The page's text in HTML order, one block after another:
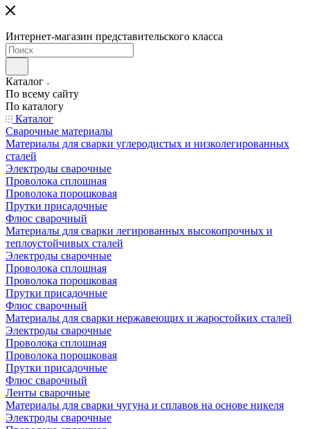
Интернет-магазин представительского класса
Каталог
По всему сайту
По каталогу
Каталог
Сварочные материалы
Материалы для сварки углеродистых и низколегированных
сталей
Электроды сварочные
Проволока сплошная
Проволока порошковая
Прутки присадочные
Флюс сварочный
Материалы для сварки легированных высокопрочных и
теплоустойчивых сталей
Электроды сварочные
Проволока сплошная
Проволока порошковая
Прутки присадочные
Флюс сварочный
Материалы для сварки нержавеющих и жаростойких сталей
Электроды сварочные
Проволока сплошная
Проволока порошковая
Прутки присадочные
Флюс сварочный
Ленты сварочные
Материалы для сварки чугуна и сплавов на основе никеля
Электроды сварочные